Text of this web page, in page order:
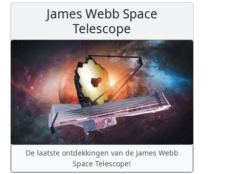
James Webb Space
Telescope
De laatste ontdekkingen van de James Webb
Space Telescope!